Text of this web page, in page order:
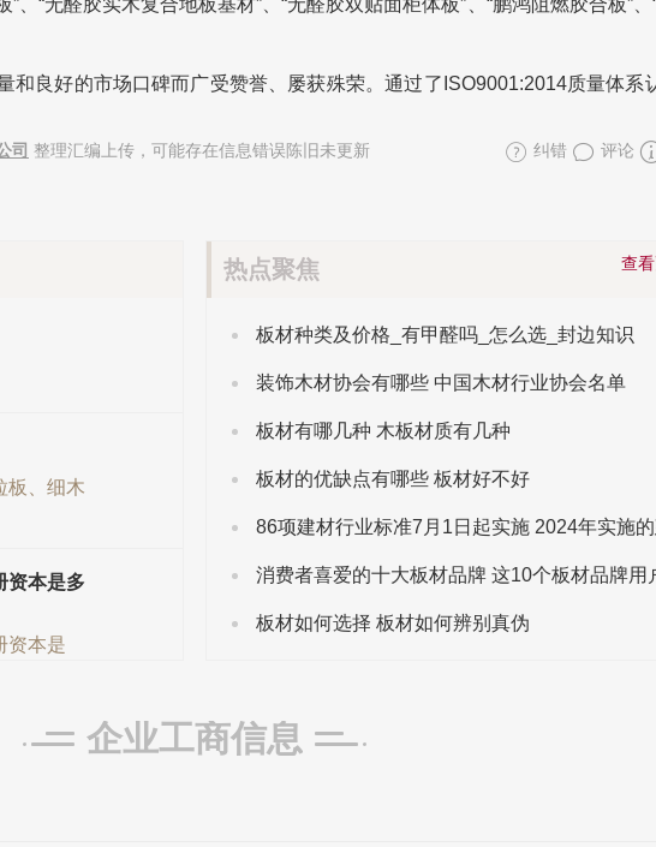
和良好的市场口碑而广受赞誉、屡获殊荣。通过了ISO9001:2014质量体系
司 整理汇编上传，可能存在信息错误陈旧未更新 纠错 评论
板、细木
资本是多
资本是
查
热点聚焦
板材种类及价格_有甲醛吗_怎么选_封边知识
装饰木材协会有哪些 中国木材行业协会名单
板材有哪几种 木板材质有几种
板材的优缺点有哪些 板材好不好
板材如何选择 板材如何辨别真伪
企业工商信息